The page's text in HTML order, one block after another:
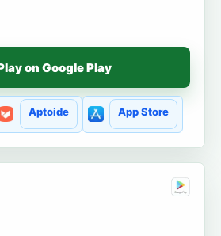
on Google Play
Aptoide App Store